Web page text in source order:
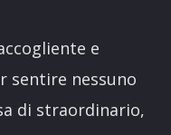
e
sentire nessuno
di straordinario,